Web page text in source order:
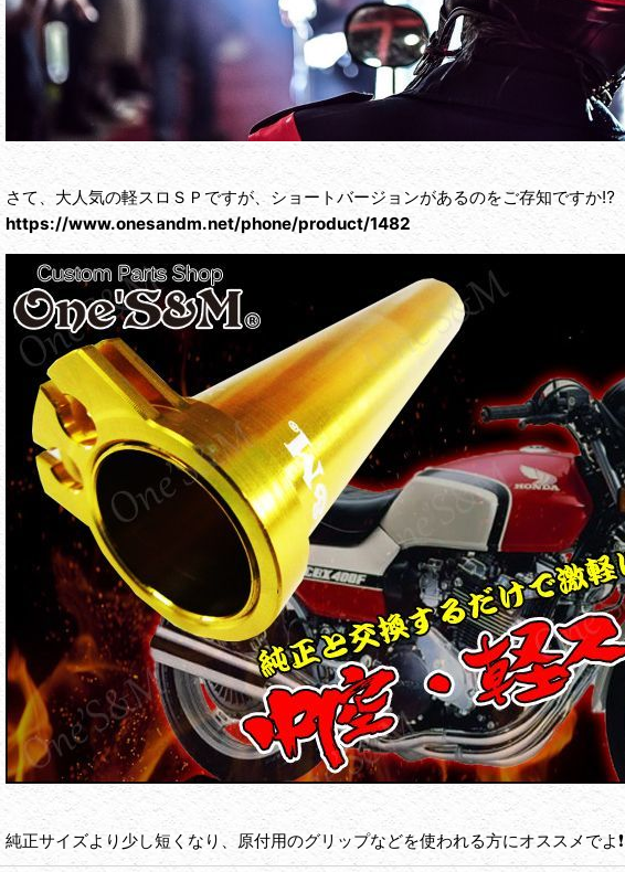
さて、大人気の軽スロＳＰですが、ショートバージョンがあるのをご存知ですか⁉️
https://www.onesandm.net/phone/product/1482
純正サイズより少し短くなり、原付用のグリップなどを使われる方にオススメでよ❗️